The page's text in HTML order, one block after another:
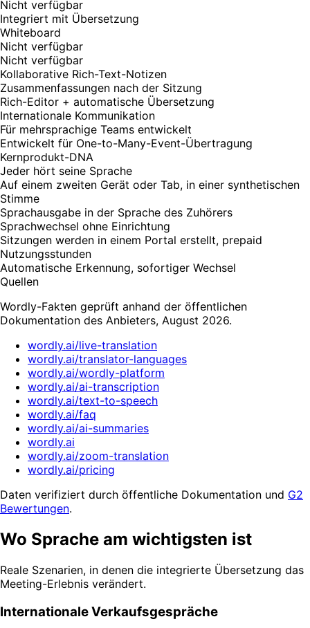
Nicht verfügbar
Integriert mit Übersetzung
Whiteboard
Nicht verfügbar
Nicht verfügbar
Kollaborative Rich-Text-Notizen
Zusammenfassungen nach der Sitzung
Rich-Editor + automatische Übersetzung
Internationale Kommunikation
Für mehrsprachige Teams entwickelt
Entwickelt für One-to-Many-Event-Übertragung
Kernprodukt-DNA
Jeder hört seine Sprache
Auf einem zweiten Gerät oder Tab, in einer synthetischen
Stimme
Sprachausgabe in der Sprache des Zuhörers
Sprachwechsel ohne Einrichtung
Sitzungen werden in einem Portal erstellt, prepaid
Nutzungsstunden
Automatische Erkennung, sofortiger Wechsel
Quellen
Wordly-Fakten geprüft anhand der öffentlichen
Dokumentation des Anbieters, August 2026.
wordly.ai/live-translation
wordly.ai/translator-languages
wordly.ai/wordly-platform
wordly.ai/ai-transcription
wordly.ai/text-to-speech
wordly.ai/faq
wordly.ai/ai-summaries
wordly.ai
wordly.ai/zoom-translation
wordly.ai/pricing
Daten verifiziert durch öffentliche Dokumentation und G2
Bewertungen.
Wo Sprache am wichtigsten ist
Reale Szenarien, in denen die integrierte Übersetzung das
Meeting-Erlebnis verändert.
Internationale Verkaufsgespräche